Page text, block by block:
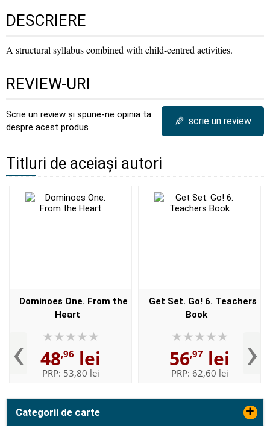
Categorii de carte +
DESCRIERE
A structural syllabus combined with child-centred activities.
REVIEW-URI
Scrie un review și spune-ne opinia ta
despre acest produs
✎ scrie un review
Titluri de aceiași autori
‹
Dominoes One. From the
Heart
48,96 lei
PRP: 53,80 lei
Get Set. Go! 6. Teachers
Book
56,97 lei
PRP: 62,60 lei ›